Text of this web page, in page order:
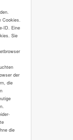
Cookies.
ID. Eine
Sie
der
die
die